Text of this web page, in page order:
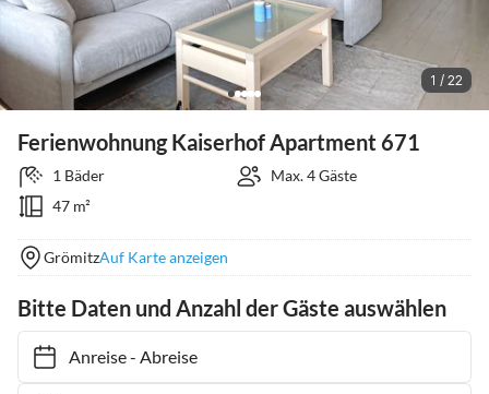
1 / 22
Ferienwohnung Kaiserhof Apartment 671
1 Bäder
Max. 4 Gäste
47 m²
GrömitzAuf Karte anzeigen
Bitte Daten und Anzahl der Gäste auswählen
Anreise- Abreise